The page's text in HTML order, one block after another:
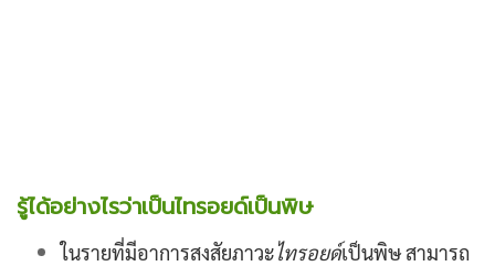
รู้ได้อย่างไรว่าเป็นไทรอยด์เป็นพิษ
ในรายที่มีอาการสงสัยภาวะไทรอยด์เป็นพิษ สามารถ